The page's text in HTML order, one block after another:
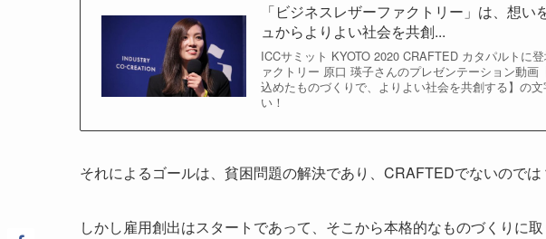
「ビジネスレザーファクトリー」は、想
ュからよりよい社会を共創...
ICCサミット KYOTO 2020 CRAFTED カタパルトに
ァクトリー 原口 瑛子さんのプレゼンテーション動
込めたものづくりで、よりよい社会を共創する】の
い！
それによるゴールは、貧困問題の解決であり、CRAFTEDでないのでは
しかし雇用創出はスタートであって、そこから本格的なものづくりに